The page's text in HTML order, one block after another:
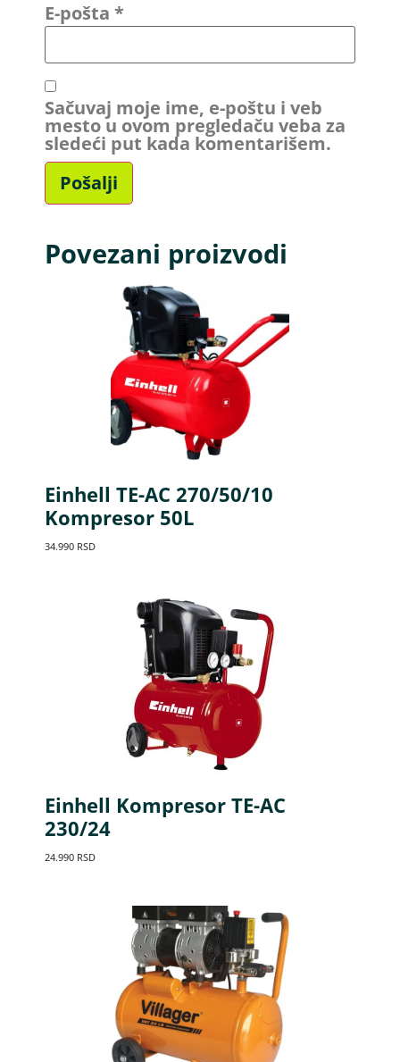
E-pošta *
Sačuvaj moje ime, e-poštu i veb
mesto u ovom pregledaču veba za
sledeći put kada komentarišem.
Povezani proizvodi
Einhell TE-AC 270/50/10
Kompresor 50L
34.990 RSD
Einhell Kompresor TE-AC
230/24
24.990 RSD